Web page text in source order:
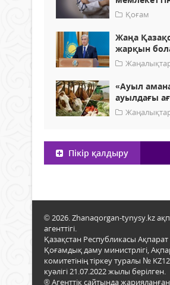
Қоғам
Жаңа
жарқын
«Ауыл
ауылдағы
Пікір қалдыру
© 2026. Zhanaqorgan-tynysy.kz
агенттігі.
Қазақстан Республикасы
Қоғамдық даму министрлігі,
комитетінің тіркеу туралы №
куәлігі 21.07.2022 жылы берілген.
® Агенттік сайтында